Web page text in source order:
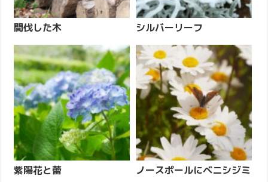
間伐した木 シルバーリーフ
紫陽花と蕾 ノースポールにベニシジミ